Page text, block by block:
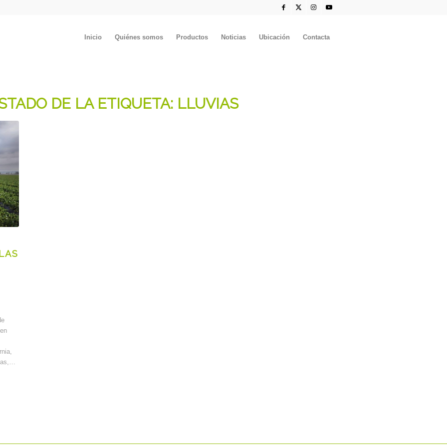
Inicio Quiénes somos Productos Noticias Ubicación Contacta
DE LA ETIQUETA: LLUVIAS